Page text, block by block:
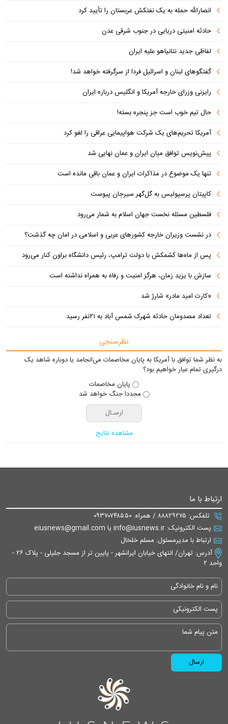
انصارالله حمله به یک نفتکش عربستان را تأیید کرد
حادثه امنیتی دریایی در جنوب شرقی عدن
لفاظی جدید نتانیاهو علیه ایران
گفتگوهای لبنان و اسرائیل فردا از سرگرفته خواهد شد!
رایزنی وزرای خارجه آمریکا و انگلیس درباره ایران
حال تیم خوب است جز پنجره بسته!
آمریکا تحریم‌های یک شرکت هواپیمایی عراقی را لغو کرد
پیش‌نویس توافق میان ایران و عمان نهایی شد
تنها یک موضوع در مذاکرات ایران و عمان باقی مانده است
کاپیتان پرسپولیس به گل‌گهر سیرجان پیوست
فلسطین مسئله نخست جهان اسلام به شمار می‌رود
در نشست وزیران خارجه کشورهای عربی و اسلامی در امان چه گذشت؟
پس از ماه‌ها کشمکش با دولت ترامپ، رئیس دانشگاه براون کنار می‌رود
سازش با یزید زمان، هرگز امنیت و رفاه به همراه نداشته است
«کارت امید مادر» شارژ شد
تعداد مصدومان حادثه شهرک شمس آباد به ۲۱نفر رسید
نظرسنجی
به نظر شما توافق با آمریکا به پایان مخاصمات می‌انجامد یا دوباره شاهد یک
درگیری تمام عیار خواهیم بود؟
پایان مخاصمات
مجددا جنگ خواهد شد
مشاهده نتایج
ارتباط با ما
تلفکس: ۸۸۸۲۹۲۷۵ / همراه: ۰۹۳۷۰۷۴۸۵۵۰
پست الکترونیک: info@iusnews.ir یا eiusnews@gmail.com
ارتباط با مدیرمسئول: مسلم خلخال
آدرس: تهران/ انتهای خیابان ایرانشهر - پایین تر از مسجد جلیلی - پلاک ۲۶ -
واحد ۲